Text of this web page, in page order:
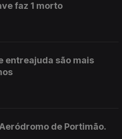
faz 1 morto
entreajuda são mais
de Portimão.